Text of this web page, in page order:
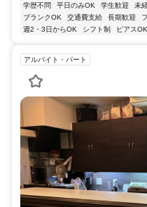
学歴不問
平日のみOK 学生歓迎 未
ブランクOK
交通費支給 長期歓迎
週2・3日からOK
シフト制 ピアスOK
アルバイト・パート